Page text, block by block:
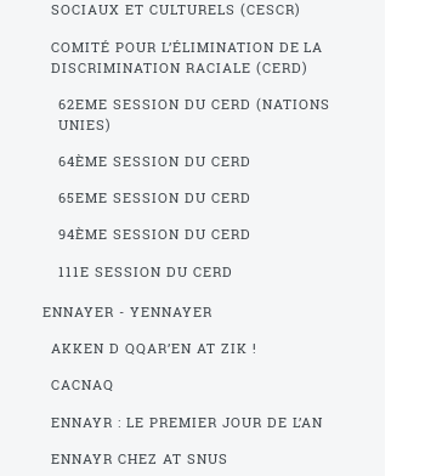
SOCIAUX ET CULTURELS (CESCR)
COMITÉ POUR L’ÉLIMINATION DE LA
DISCRIMINATION RACIALE (CERD)
62EME SESSION DU CERD (NATIONS
UNIES)
64ÈME SESSION DU CERD
65EME SESSION DU CERD
94ÈME SESSION DU CERD
111E SESSION DU CERD
ENNAYER - YENNAYER
AKKEN D QQAR’EN AT ZIK !
CACNAQ
ENNAYR : LE PREMIER JOUR DE L’AN
ENNAYR CHEZ AT SNUS